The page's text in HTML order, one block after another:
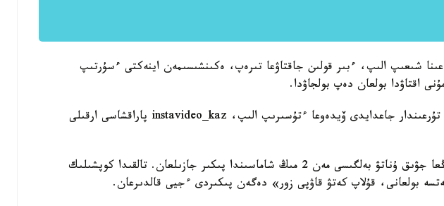
شىعىپ الىپ، ءبىر قولىن جاقتاۋعا تىرەپ، ەكىنشىسىمەن اينەكتى ءسۇرتىپ
اقتاۋدا بولعان دەپ بولجاۋدا.
ايەلدىڭ باتىلدىعىنا تاڭقالعان تۇرعىندار جاعدايدى ۆيدەوعا ءتۇسىرىپ الىپ، instavideo_kaz پاراقشاسى ارقىلى
بەينەجازباعا بايلانىستى 19 مىڭعا جۋىق ۇناتۋ بەلگىسى مەن 2 مىڭ شاماسىندا پىكىر جازىلعان. تالقىدا كوپشىلىك
بولعانى، قۇلاپ كەتۋ قاۋپى زور» دەگەن پىكىردى ءجيى قالدىرعان.